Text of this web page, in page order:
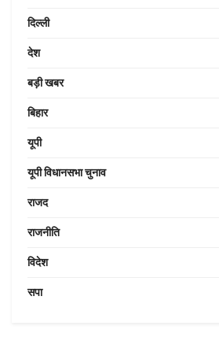
दिल्ली
देश
बड़ी खबर
बिहार
यूपी
यूपी विधानसभा चुनाव
राजद
राजनीति
विदेश
सपा